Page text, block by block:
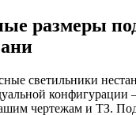
размеры
светильники
конфигурации
чертежам и ТЗ.